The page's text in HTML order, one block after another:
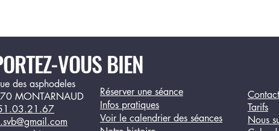
VOUS BIEN
des asphodeles
MONTARNAUD
Réserver une séance
Infos pratiques
Voir le calendrier des séances
Tarifs
Nous